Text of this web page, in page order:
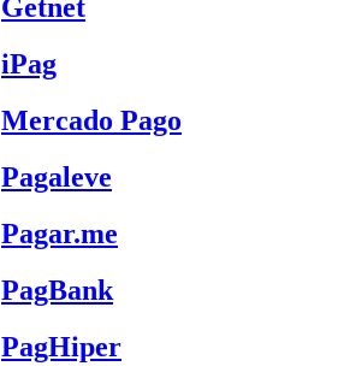
Getnet
iPag
Mercado Pago
Pagaleve
Pagar.me
PagBank
PagHiper